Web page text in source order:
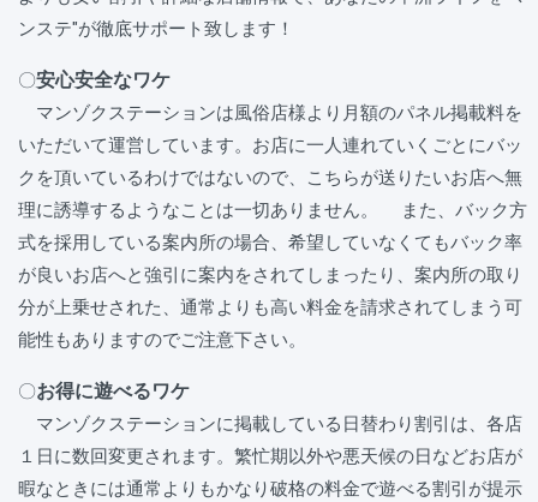
ンステ"が徹底サポート致します！
〇安心安全なワケ
マンゾクステーションは風俗店様より月額のパネル掲載料を
いただいて運営しています。お店に一人連れていくごとにバッ
クを頂いているわけではないので、こちらが送りたいお店へ無
理に誘導するようなことは一切ありません。 また、バック方
式を採用している案内所の場合、希望していなくてもバック率
が良いお店へと強引に案内をされてしまったり、案内所の取り
分が上乗せされた、通常よりも高い料金を請求されてしまう可
能性もありますのでご注意下さい。
〇お得に遊べるワケ
マンゾクステーションに掲載している日替わり割引は、各店
１日に数回変更されます。繁忙期以外や悪天候の日などお店が
暇なときには通常よりもかなり破格の料金で遊べる割引が提示